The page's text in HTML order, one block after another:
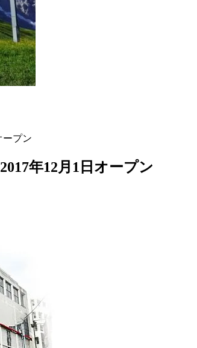
ープン
年12月1日オープン